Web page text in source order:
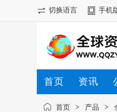
切换语言 手机
首页 资讯
首页 > 产品 >